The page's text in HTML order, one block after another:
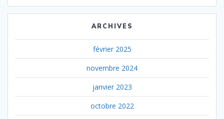
ARCHIVES
février 2025
novembre 2024
janvier 2023
octobre 2022